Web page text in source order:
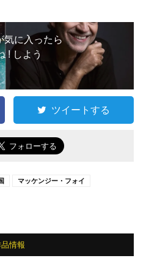
気に入ったら
! しよう
ツイートする
マッケンジー・フォイ
情報